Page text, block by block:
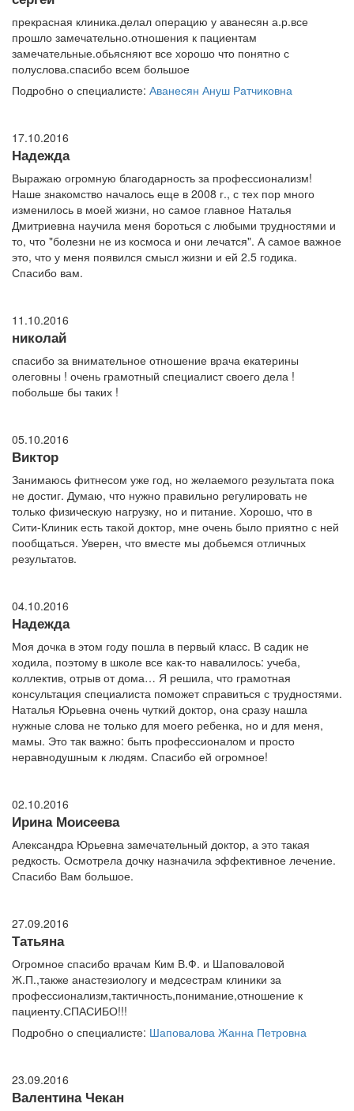
прекрасная клиника.делал операцию у аванесян а.р.все
прошло замечательно.отношения к пациентам
замечательные.обьясняют все хорошо что понятно с
полуслова.спасибо всем большое
Подробно о специалисте: Аванесян Ануш Ратчиковна
17.10.2016
Надежда
Выражаю огромную благодарность за профессионализм!
Наше знакомство началось еще в 2008 г., с тех пор много
изменилось в моей жизни, но самое главное Наталья
Дмитриевна научила меня бороться с любыми трудностями и
то, что "болезни не из космоса и они лечатся". А самое важное
это, что у меня появился смысл жизни и ей 2.5 годика.
Спасибо вам.
11.10.2016
николай
спасибо за внимательное отношение врача екатерины
олеговны ! очень грамотный специалист своего дела !
побольше бы таких !
05.10.2016
Виктор
Занимаюсь фитнесом уже год, но желаемого результата пока
не достиг. Думаю, что нужно правильно регулировать не
только физическую нагрузку, но и питание. Хорошо, что в
Сити-Клиник есть такой доктор, мне очень было приятно с ней
пообщаться. Уверен, что вместе мы добьемся отличных
результатов.
04.10.2016
Надежда
Моя дочка в этом году пошла в первый класс. В садик не
ходила, поэтому в школе все как-то навалилось: учеба,
коллектив, отрыв от дома… Я решила, что грамотная
консультация специалиста поможет справиться с трудностями.
Наталья Юрьевна очень чуткий доктор, она сразу нашла
нужные слова не только для моего ребенка, но и для меня,
мамы. Это так важно: быть профессионалом и просто
неравнодушным к людям. Спасибо ей огромное!
02.10.2016
Ирина Моисеева
Александра Юрьевна замечательный доктор, а это такая
редкость. Осмотрела дочку назначила эффективное лечение.
Спасибо Вам большое.
27.09.2016
Татьяна
Огромное спасибо врачам Ким В.Ф. и Шаповаловой
Ж.П.,также анастезиологу и медсестрам клиники за
профессионализм,тактичность,понимание,отношение к
пациенту.СПАСИБО!!!
Подробно о специалисте: Шаповалова Жанна Петровна
23.09.2016
Валентина Чекан